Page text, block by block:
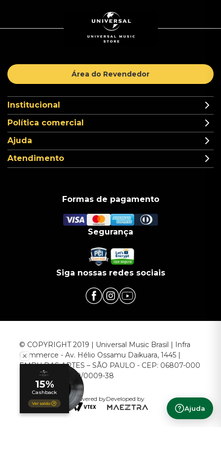
Ajuda
Área do Revendedor
Institucional
Política comercial
Ajuda
Atendimento
Formas de pagamento
Segurança
Siga nossas redes sociais
© COPYRIGHT 2019 | Universal Music Brasil | Infra
Commerce - Av. Hélio Ossamu Daikuara, 1445 |
EMBU DAS ARTES – SÃO PAULO - CEP: 06807-000
CNPJ: 00.952.789/0009-38
Powered byDeveloped by